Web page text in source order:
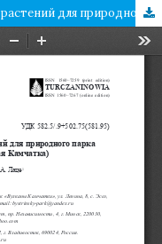
Новые и редкие виды сосудистых растений для природного парка «Быстринский» (Центральная Камчатка)